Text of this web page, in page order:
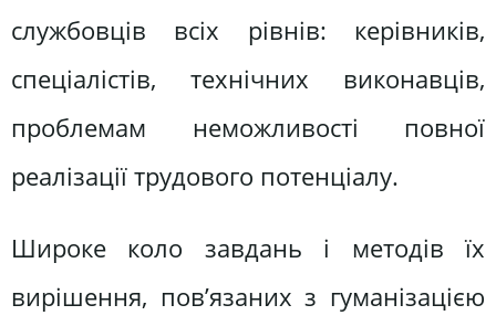
службовців всіх рівнів: керівників,
спеціалістів, технічних виконавців,
проблемам неможливості повної
реалізації трудового потенціалу.
Широке коло завдань і методів їх
вирішення, пов’язаних з гуманізацією